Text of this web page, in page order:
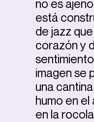
no es
está
de jazz
corazón y
imagen se
una
humo en el
en la